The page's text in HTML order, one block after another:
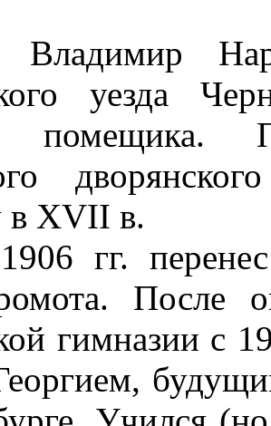
Владимир
уезда
помещика.
в XVII в.
гг.
После
гимназии с